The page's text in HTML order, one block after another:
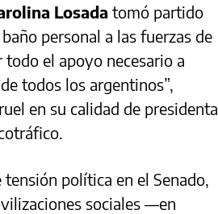
Losadatomó partido
personal a las fuerzas de
el apoyo necesario a
todos los argentinos”,
en su calidad de presidenta
política en el Senado,
sociales —en